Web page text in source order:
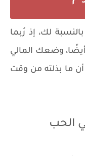
لك، إذ رُبما
وضعك المالي
بذلته من وقت
الحب